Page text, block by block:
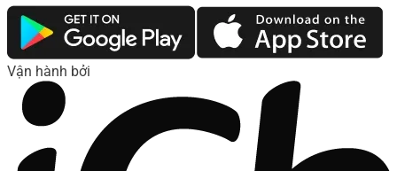
Vận hành bởi